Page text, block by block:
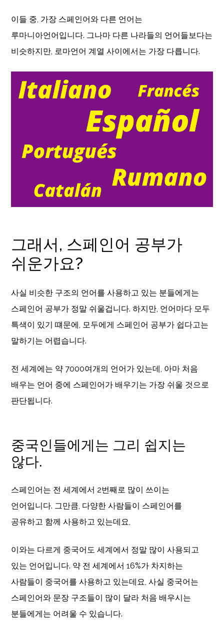
이들 중, 가장 스페인어와 다른 언어는
루마니아언어입니다. 그나마 다른 나라들의 언어들보다는
비슷하지만, 로마언어 계열 사이에서는 가장 다릅니다.
그래서, 스페인어 공부가
쉬운가요?
사실 비슷한 구조의 언어를 사용하고 있는 분들에게는
스페인어 공부가 정말 쉬울겁니다. 하지만, 언어마다 모두
특색이 있기 떄문에, 모두에게 스페인어 공부가 쉽다고는
말하기는 어렵습니다.
전 세계에는 약 7000여개의 언어가 있는데, 아마 처음
배우는 언어 중에 스페인어가 배우기는 가장 쉬울 것으로
판단됩니다.
중국인들에게는 그리 쉽지는
않다.
스페인어는 전 세계에서 2번째로 많이 쓰이는
언어입니다. 그만큼, 다양한 사람들이 스페인어를
공유하고 함께 사용하고 있는데요,
이와는 다르게 중국어도 세계에서 정말 많이 사용되고
있는 언어입니다. 약 전 세계에서 16%가 차지하는
사람들이 중국어를 사용하고 있는데요, 사실 중국어는
스페인어와 문장 구조들이 많이 달라 처음 배우시는
분들에게는 어려울 수 있습니다.